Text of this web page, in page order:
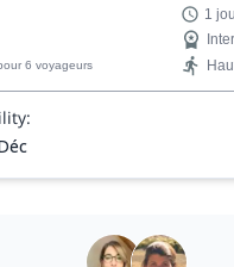
piste dans le massif du Mont
6 voyageurs
1